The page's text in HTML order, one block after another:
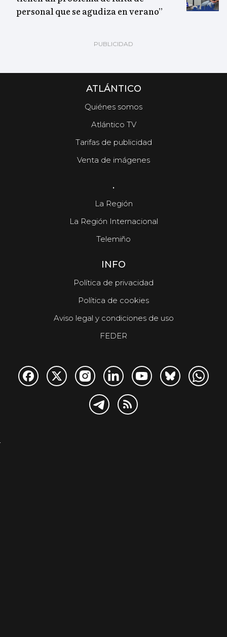
personal que se agudiza en verano”
ATLÁNTICO
Quiénes somos
Atlántico TV
Tarifas de publicidad
Venta de imágenes
.
La Región
La Región Internacional
Telemiño
INFO
Política de privacidad
Política de cookies
Aviso legal y condiciones de uso
FEDER